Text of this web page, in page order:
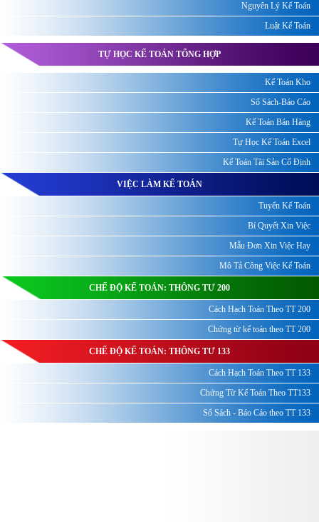
Nguyên Lý Kế Toán
Luật Kế Toán
TỰ HỌC KẾ TOÁN TỔNG HỢP
Kế Toán Kho
Sổ Sách-Báo Cáo
Kế Toán Bán Hàng
Tự Học Kế Toán Excel
Kế Toán Tài Sản Cố Định
VIỆC LÀM KẾ TOÁN
Tuyển Kế Toán
Bí Quyết Xin Việc
Mẫu Đơn Xin Việc Hay
Mô Tả Công Việc Kế Toán
CHẾ ĐỘ KẾ TOÁN: THÔNG TƯ 200
Cách Hạch Toán Theo TT 200
Chứng từ kế toán theo TT 200
CHẾ ĐỘ KẾ TOÁN: THÔNG TƯ 133
Cách Hạch Toán Theo TT 133
Chứng Từ Kế Toán Theo TT133
Sổ Sách - Báo Cáo theo TT 133